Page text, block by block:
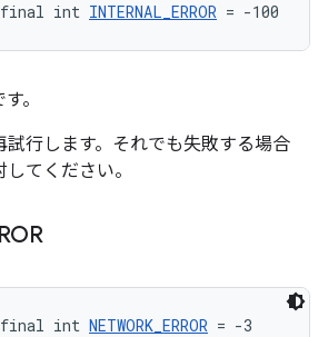
final int INTERNAL_ERROR = -100
。
行します。それでも失敗する場合
てください。
final int NETWORK_ERROR = -3